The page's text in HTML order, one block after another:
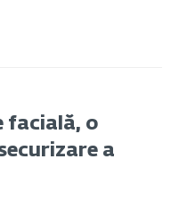
facială, o
a